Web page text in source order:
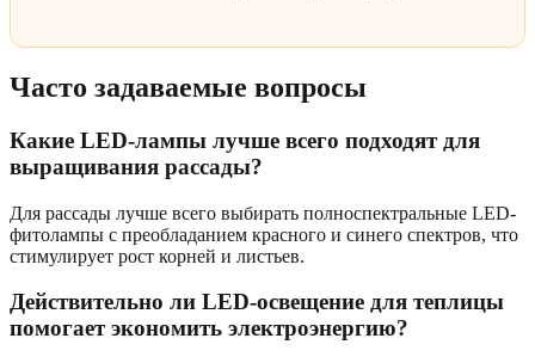
Часто задаваемые вопросы
Какие LED-лампы лучше всего подходят для
выращивания рассады?
Для рассады лучше всего выбирать полноспектральные LED-
фитолампы с преобладанием красного и синего спектров, что
стимулирует рост корней и листьев.
Действительно ли LED-освещение для теплицы
помогает экономить электроэнергию?